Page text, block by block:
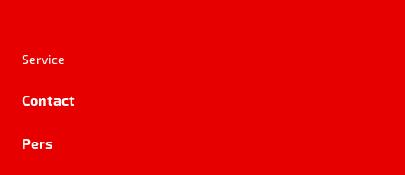
Service
Contact
Pers